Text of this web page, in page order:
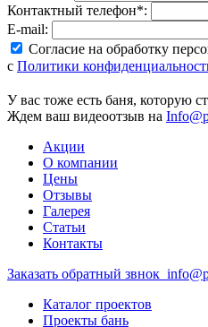
Контактный телефон*:
E-mail:
Согласие на обработку
с Политики
У вас тоже есть баня, которую
Ждем ваш видеоотзыв на
Акции
О компании
Цены
Отзывы
Галерея
Статьи
Контакты
Заказать обратный звнок
Каталог проектов
Проекты бань